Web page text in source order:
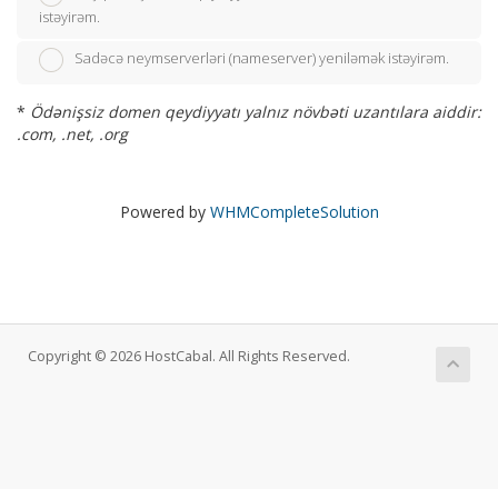
istəyirəm.
Sadəcə neymserverləri (nameserver) yeniləmək istəyirəm.
* Ödənişsiz domen qeydiyyatı yalnız növbəti uzantılara aiddir:
.com, .net, .org
Powered by WHMCompleteSolution
Copyright © 2026 HostCabal. All Rights Reserved.